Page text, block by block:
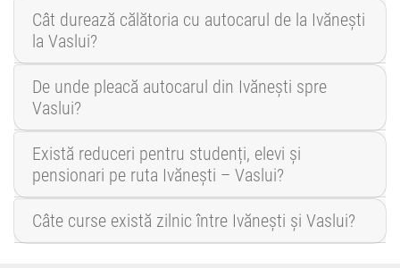
Cât durează călătoria cu autocarul de la Ivănești
la Vaslui?
De unde pleacă autocarul din Ivănești spre
Vaslui?
Există reduceri pentru studenți, elevi și
pensionari pe ruta Ivănești – Vaslui?
Câte curse există zilnic între Ivănești și Vaslui?